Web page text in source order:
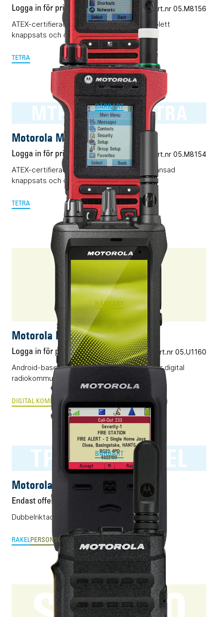
Logga in för pris Vårt art.nr 05.M8156
ATEX-certifierad TETRA-terminal med komplett
knappsats och displayer.
TETRA
MTP8500Ex TETRA
BÄRBART
Motorola MTP8500Ex TETRA
Logga in för pris Vårt art.nr 05.M8154
ATEX-certifierad TETRA-terminal med begränsad
knappsats och dubbla displayer.
TETRA
ION
BÄRBART
Motorola ION
Logga in för pris Vårt art.nr 05.U1160
Android-baserad smartradio som kombinerar digital
radiokommunikation med applikationer.
DIGITAL KOMRADIOPTT-OVER-CELLULAR & MCX
TPG2200 RAKEL
BÄRBART
Motorola TPG2200 RAKEL
Endast offert
Dubbelriktad personsökare för RAKEL.
RAKELPERSONSÖKARE